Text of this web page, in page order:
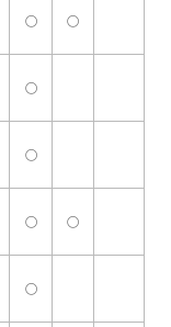
○ ○
○
○
○ ○
○